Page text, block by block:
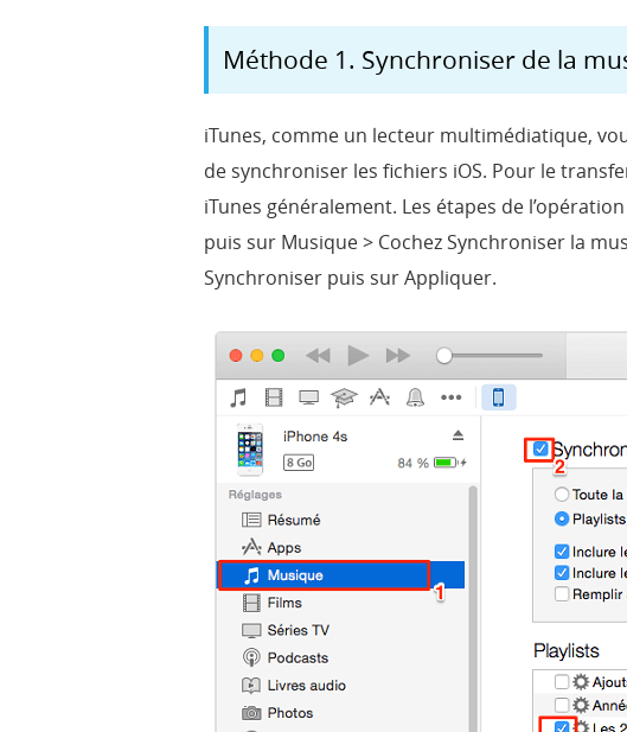
Méthode 1. Synchroniser de la
iTunes, comme un lecteur multimédiatique,
de synchroniser les fichiers iOS. Pour le
iTunes généralement. Les étapes de
puis sur Musique > Cochez Synchroniser la
Synchroniser puis sur Appliquer.